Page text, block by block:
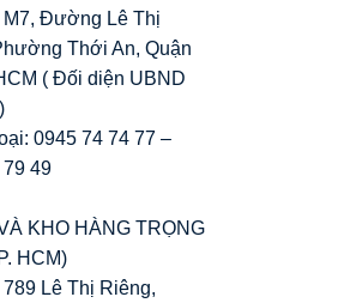
Đường Lê Thị
Thới An, Quận
( Đối diện UBND
0945 74 74 77 –
49
KHO HÀNG TRỌNG
HCM)
Lê Thị Riêng,